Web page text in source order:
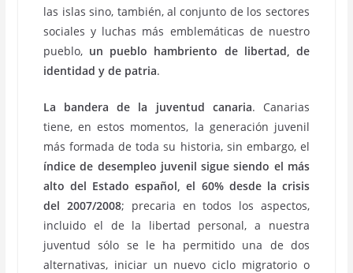
las islas sino, también, al conjunto de los sectores
sociales y luchas más emblemáticas de nuestro
pueblo, un pueblo hambriento de libertad, de
identidad y de patria.
La bandera de la juventud canaria. Canarias
tiene, en estos momentos, la generación juvenil
más formada de toda su historia, sin embargo, el
índice de desempleo juvenil sigue siendo el más
alto del Estado español, el 60% desde la crisis
del 2007/2008; precaria en todos los aspectos,
incluido el de la libertad personal, a nuestra
juventud sólo se le ha permitido una de dos
alternativas, iniciar un nuevo ciclo migratorio o